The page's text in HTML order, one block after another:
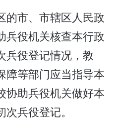
的市、市辖区人民政
兵役机关核查本行政
兵役登记情况，教
障等部门应当指导本
协助兵役机关做好本
兵役登记。